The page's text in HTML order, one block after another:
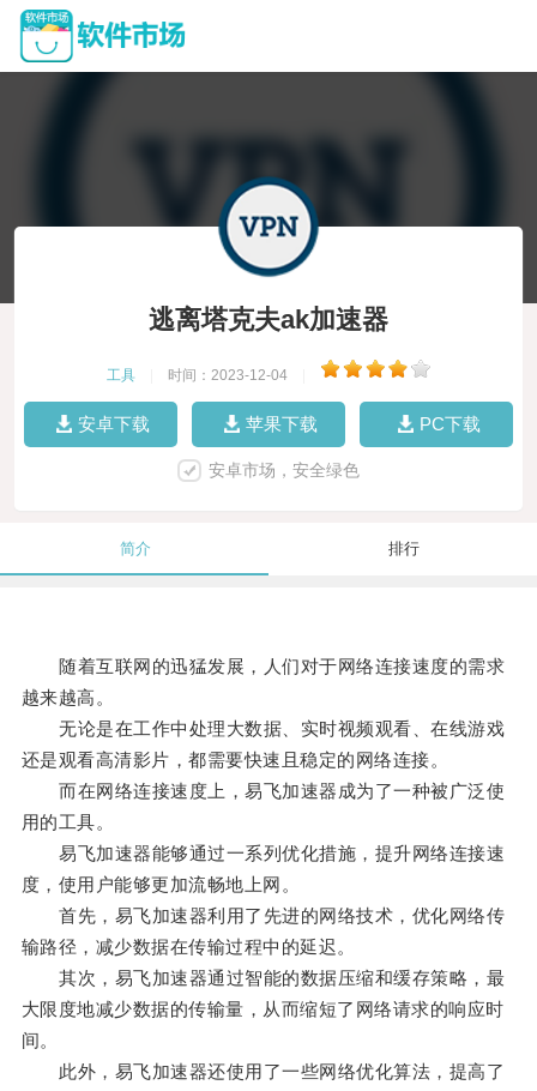
逃离塔克夫ak加速器
工具 时间：2023-12-04
安卓下载 苹果下载 PC下载
安卓市场，安全绿色
简介 排行
随着互联网的迅猛发展，人们对于网络连接速度的需求
越来越高。
无论是在工作中处理大数据、实时视频观看、在线游戏
还是观看高清影片，都需要快速且稳定的网络连接。
而在网络连接速度上，易飞加速器成为了一种被广泛使
用的工具。
易飞加速器能够通过一系列优化措施，提升网络连接速
度，使用户能够更加流畅地上网。
首先，易飞加速器利用了先进的网络技术，优化网络传
输路径，减少数据在传输过程中的延迟。
其次，易飞加速器通过智能的数据压缩和缓存策略，最
大限度地减少数据的传输量，从而缩短了网络请求的响应时
间。
此外，易飞加速器还使用了一些网络优化算法，提高了